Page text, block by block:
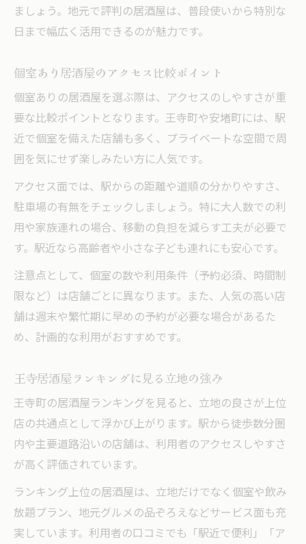
ましょう。地元で評判の居酒屋は、普段使いから特別な
日まで幅広く活用できるのが魅力です。
個室あり居酒屋のアクセス比較ポイント
個室ありの居酒屋を選ぶ際は、アクセスのしやすさが重
要な比較ポイントとなります。王寺町や安堵町には、駅
近で個室を備えた店舗も多く、プライベートな空間で周
囲を気にせず楽しみたい方に人気です。
アクセス面では、駅からの距離や道順の分かりやすさ、
駐車場の有無をチェックしましょう。特に大人数での利
用や家族連れの場合、移動の負担を減らす工夫が必要で
す。駅近なら高齢者や小さな子ども連れにも安心です。
注意点として、個室の数や利用条件（予約必須、時間制
限など）は店舗ごとに異なります。また、人気の高い店
舗は週末や繁忙期に早めの予約が必要な場合があるた
め、計画的な利用がおすすめです。
王寺居酒屋ランキングに見る立地の強み
王寺町の居酒屋ランキングを見ると、立地の良さが上位
店の共通点として浮かび上がります。駅から徒歩数分圏
内や主要道路沿いの店舗は、利用者のアクセスしやすさ
が高く評価されています。
ランキング上位の居酒屋は、立地だけでなく個室や飲み
放題プラン、地元グルメの品ぞろえなどサービス面も充
実しています。利用者の口コミでも「駅近で便利」「ア